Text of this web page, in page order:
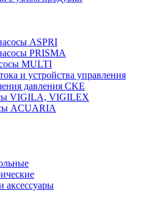
ASPRI
PRISMA
MULTI
и устройства управления
давления CKE
VIGILA, VIGILEX
ACUARIA